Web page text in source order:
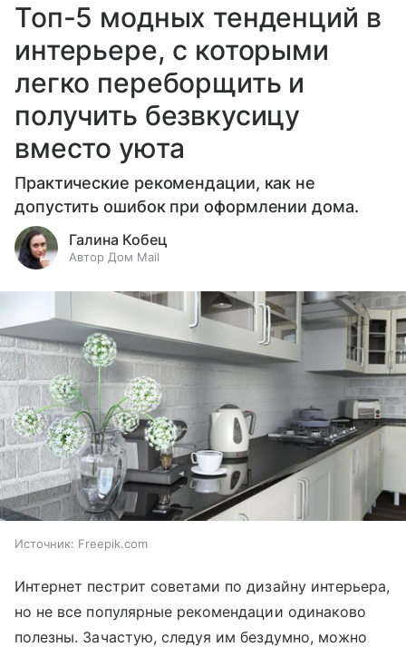
Топ-5 модных тенденций в
интерьере, с которыми
легко переборщить и
получить безвкусицу
вместо уюта
Практические рекомендации, как не
допустить ошибок при оформлении дома.
Галина Кобец
Автор Дом Mail
Источник: Freepik.com
Интернет пестрит советами по дизайну интерьера,
но не все популярные рекомендации одинаково
полезны. Зачастую, следуя им бездумно, можно